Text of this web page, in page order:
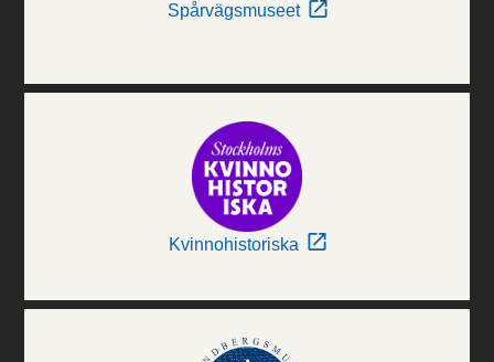
Spårvägsmuseet
Kvinnohistoriska